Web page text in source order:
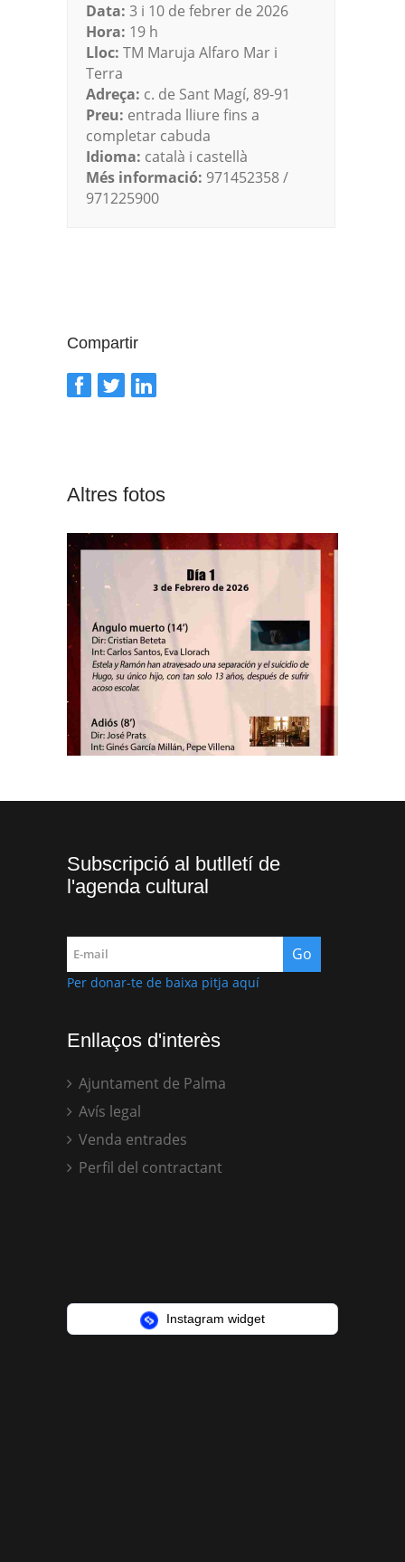
Data: 3 i 10 de febrer de 2026
Hora: 19 h
Lloc: TM Maruja Alfaro Mar i
Terra
Adreça: c. de Sant Magí, 89-91
Preu: entrada lliure fins a
completar cabuda
Idioma: català i castellà
Més informació: 971452358 /
971225900
Compartir
Altres fotos
Subscripció al butlletí de
l'agenda cultural
Per donar-te de baixa pitja aquí
Enllaços d'interès
Ajuntament de Palma
Avís legal
Venda entrades
Perfil del contractant
Instagram widget